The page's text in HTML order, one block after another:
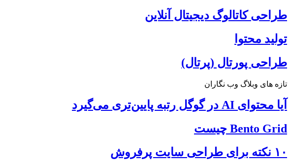
طراحی کاتالوگ دیجیتال آنلاین
تولید محتوا
طراحی پورتال (پرتال)
تازه های وبلاگ وب نگاران
آیا محتوای AI در گوگل رتبه پایین‌تری می‌گیرد
Bento Grid چیست
۱۰ نکته برای طراحی سایت پرفروش